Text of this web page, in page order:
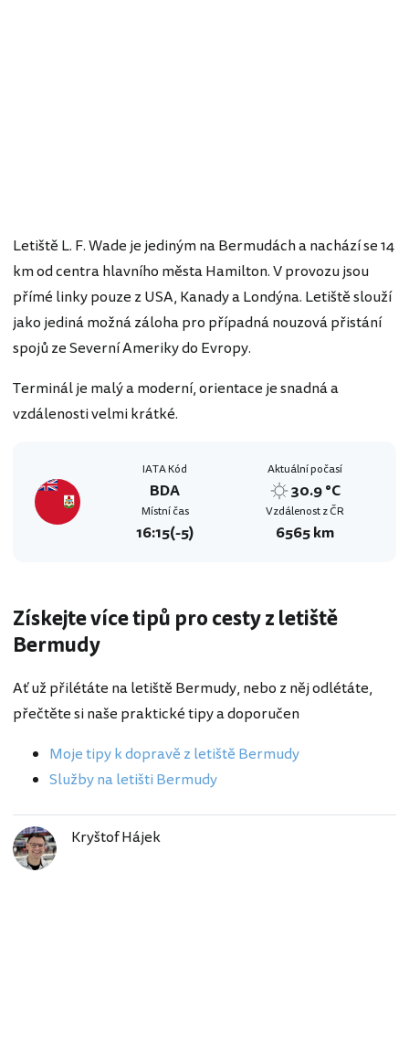
Letiště L. F. Wade je jediným na Bermudách a nachází se 14
km od centra hlavního města Hamilton. V provozu jsou
přímé linky pouze z USA, Kanady a Londýna. Letiště slouží
jako jediná možná záloha pro případná nouzová přistání
spojů ze Severní Ameriky do Evropy.
Terminál je malý a moderní, orientace je snadná a
vzdálenosti velmi krátké.
IATA Kód
BDA
Aktuální počasí
30.9 °C
Místní čas
16:15(-5)
Vzdálenost z ČR
6565 km
Získejte více tipů pro cesty z letiště
Bermudy
Ať už přilétáte na letiště Bermudy, nebo z něj odlétáte,
přečtěte si naše praktické tipy a doporučen
Moje tipy k dopravě z letiště Bermudy
Služby na letišti Bermudy
Kryštof Hájek